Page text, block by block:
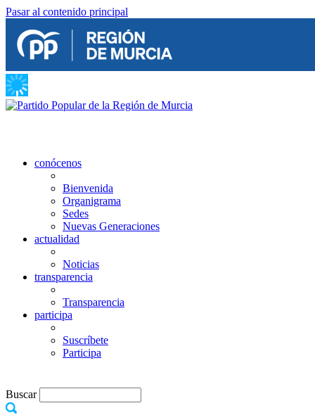
Pasar al contenido principal
conócenos
Bienvenida
Organigrama
Sedes
Nuevas Generaciones
actualidad
Noticias
transparencia
Transparencia
participa
Suscríbete
Participa
Buscar